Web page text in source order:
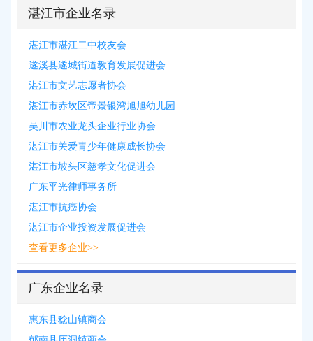
湛江市企业名录
湛江市湛江二中校友会
遂溪县遂城街道教育发展促进会
湛江市文艺志愿者协会
湛江市赤坎区帝景银湾旭旭幼儿园
吴川市农业龙头企业行业协会
湛江市关爱青少年健康成长协会
湛江市坡头区慈孝文化促进会
广东平光律师事务所
湛江市抗癌协会
湛江市企业投资发展促进会
查看更多企业>>
广东企业名录
惠东县稔山镇商会